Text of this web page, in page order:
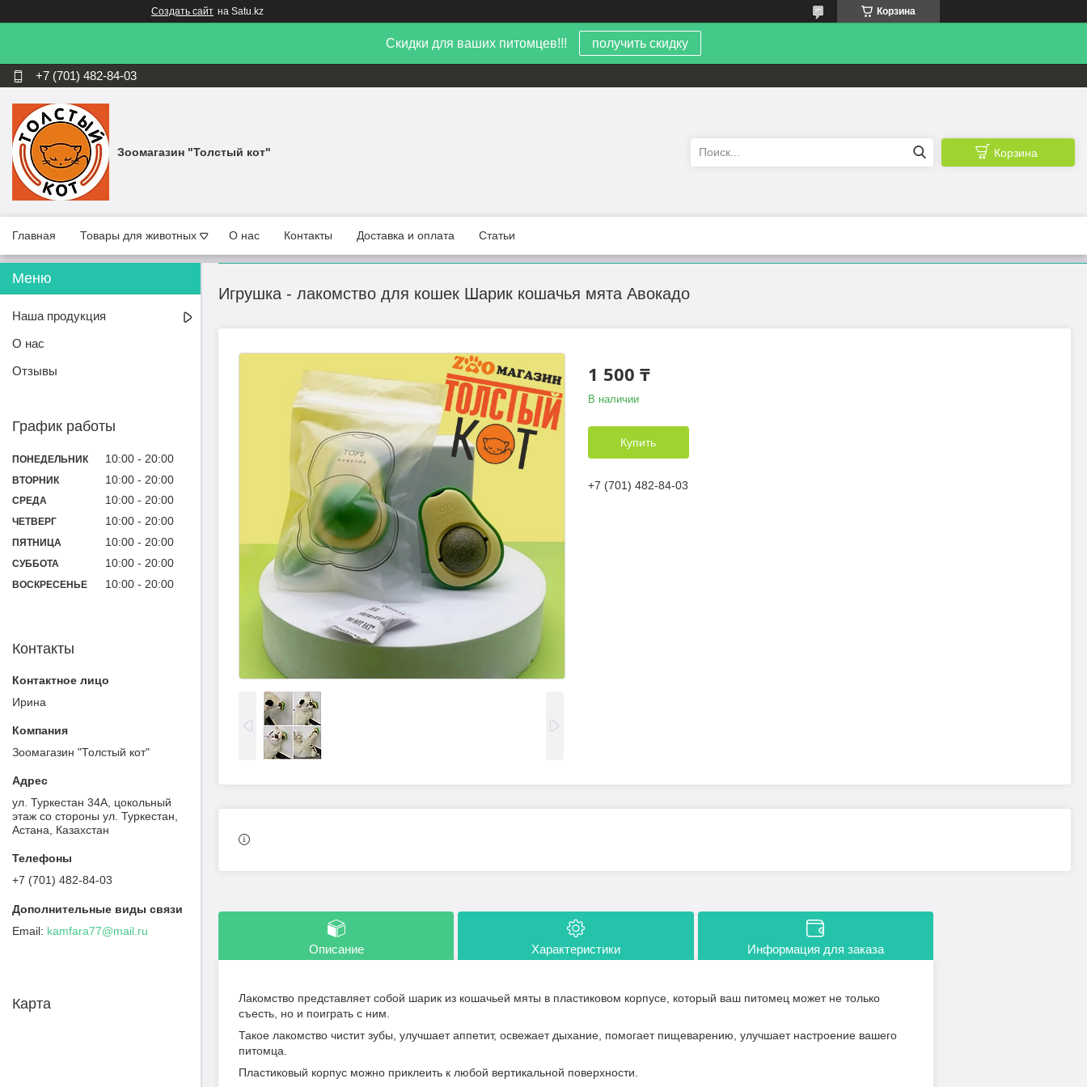
Создать сайт на Satu.kz Корзина
Скидки для ваших питомцев!!! получить скидку
+7 (701) 482-84-03
Зоомагазин "Толстый кот" Корзина
Главная Товары для животных О нас Контакты Доставка и оплата Статьи
Игрушка - лакомство для кошек Шарик кошачья мята Авокадо
1 500 ₸
В наличии
Купить
+7 (701) 482-84-03
Описание Характеристики Информация для заказа
Лакомство представляет собой шарик из кошачьей мяты в пластиковом корпусе, который ваш питомец может не только
съесть, но и поиграть с ним.
Такое лакомство чистит зубы, улучшает аппетит, освежает дыхание, помогает пищеварению, улучшает настроение вашего
питомца.
Пластиковый корпус можно приклеить к любой вертикальной поверхности.
Наша продукция
О нас
Отзывы
График работы
ПОНЕДЕЛЬНИК 10:00 20:00
ВТОРНИК 10:00 20:00
СРЕДА 10:00 20:00
ЧЕТВЕРГ 10:00 20:00
ПЯТНИЦА 10:00 20:00
СУББОТА 10:00 20:00
ВОСКРЕСЕНЬЕ 10:00 20:00
Контакты
Ирина
Зоомагазин "Толстый кот"
ул. Туркестан 34А, цокольный
этаж со стороны ул. Туркестан,
Астана, Казахстан
+7 (701) 482-84-03
kamfara77@mail.ru
Карта